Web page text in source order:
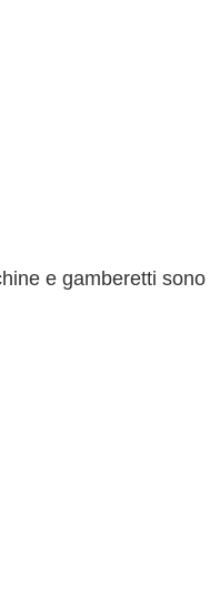
e gamberetti sono